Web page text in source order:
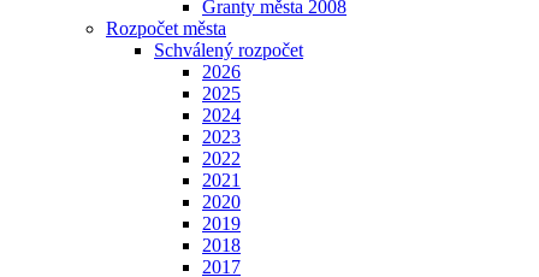
Granty města 2008
Rozpočet města
Schválený rozpočet
2026
2025
2024
2023
2022
2021
2020
2019
2018
2017